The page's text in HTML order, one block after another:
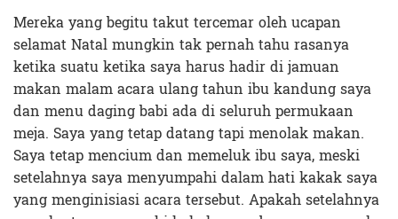
Mereka yang begitu takut tercemar oleh ucapan
selamat Natal mungkin tak pernah tahu rasanya
ketika suatu ketika saya harus hadir di jamuan
makan malam acara ulang tahun ibu kandung saya
dan menu daging babi ada di seluruh permukaan
meja. Saya yang tetap datang tapi menolak makan.
Saya tetap mencium dan memeluk ibu saya, meski
setelahnya saya menyumpahi dalam hati kakak saya
yang menginisiasi acara tersebut. Apakah setelahnya